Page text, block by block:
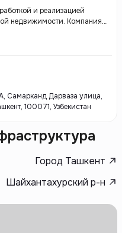
и реализацией
недвижимости. Компания
и современными
Самарканд Дарваза улица,
100071, Узбекистан
Город Ташкент
Шайхантахурский р-н